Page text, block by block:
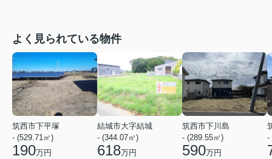
よく見られている物件
筑西市下平塚
- (529.71㎡)
190万円
結城市大字結城
- (344.07㎡)
618万円
筑西市下川島
- (289.55㎡)
590万円
-